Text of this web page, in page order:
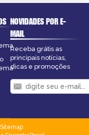
NOVIDADES POR E-
MAIL
Receba grátis as
principais notícias,
dicas e promoções
Sitemap